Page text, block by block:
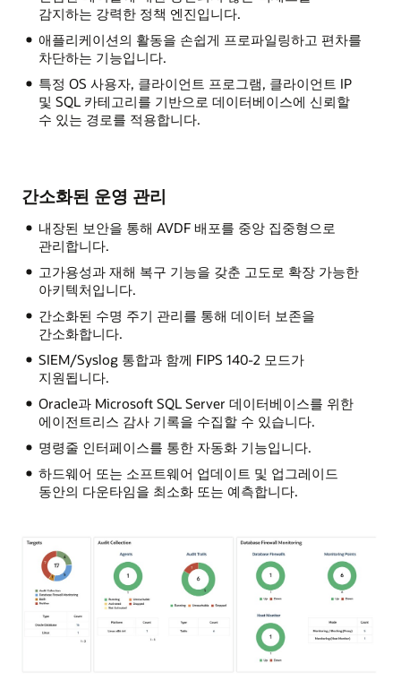
감지하는 강력한 정책 엔진입니다.
애플리케이션의 활동을 손쉽게 프로파일링하고 편차를
차단하는 기능입니다.
특정 OS 사용자, 클라이언트 프로그램, 클라이언트 IP
및 SQL 카테고리를 기반으로 데이터베이스에 신뢰할
수 있는 경로를 적용합니다.
간소화된 운영 관리
내장된 보안을 통해 AVDF 배포를 중앙 집중형으로
관리합니다.
고가용성과 재해 복구 기능을 갖춘 고도로 확장 가능한
아키텍처입니다.
간소화된 수명 주기 관리를 통해 데이터 보존을
간소화합니다.
SIEM/Syslog 통합과 함께 FIPS 140-2 모드가
지원됩니다.
Oracle과 Microsoft SQL Server 데이터베이스를 위한
에이전트리스 감사 기록을 수집할 수 있습니다.
명령줄 인터페이스를 통한 자동화 기능입니다.
하드웨어 또는 소프트웨어 업데이트 및 업그레이드
동안의 다운타임을 최소화 또는 예측합니다.